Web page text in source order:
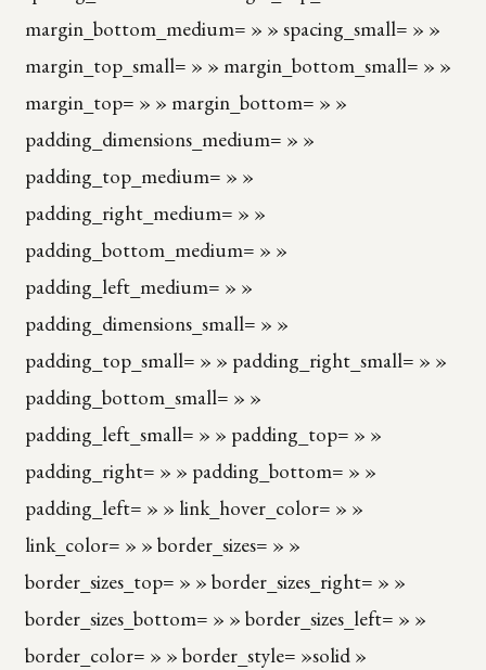
margin_bottom_medium= » » spacing_small= » »
margin_top_small= » » margin_bottom_small= » »
margin_top= » » margin_bottom= » »
padding_dimensions_medium= » »
padding_top_medium= » »
padding_right_medium= » »
padding_bottom_medium= » »
padding_left_medium= » »
padding_dimensions_small= » »
padding_top_small= » » padding_right_small= » »
padding_bottom_small= » »
padding_left_small= » » padding_top= » »
padding_right= » » padding_bottom= » »
padding_left= » » link_hover_color= » »
link_color= » » border_sizes= » »
border_sizes_top= » » border_sizes_right= » »
border_sizes_bottom= » » border_sizes_left= » »
border_color= » » border_style= »solid »